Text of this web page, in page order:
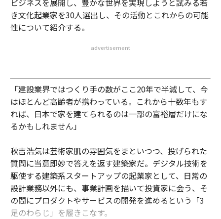
ビジネスを展開し、豊かな世界を実現しようと試みる若
き文化起業家を30人選出し、その活動とこれからの可能
性について紹介する。
advertisement
「建設業界ではつくり手の数がここ20年で半減して、今
はほとんど高齢者が携わっている。これから十数年もす
れば、日本で家を建てられるのは一部の富裕層だけにな
るかもしれません」
秋吉浩気は芸術家肌の雰囲気をまといつつ、投げられた
質問に当意即妙で答えを返す建築家だ。デジタル技術を
駆使する建築系スタートアップの起業家として、日常の
設計業務以外にも、事業計画を描いて投資家に会う、そ
の間にプロダクトやサービスの開発を進めるという「3
足のわらじ」を履きこなす。